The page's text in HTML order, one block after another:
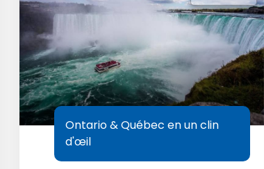
Ontario & Québec en un clin
d'œil